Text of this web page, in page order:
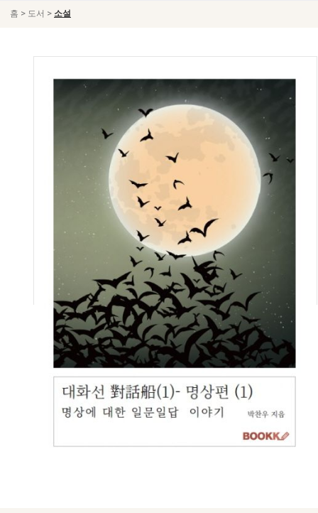
홈 > 도서 > 소설